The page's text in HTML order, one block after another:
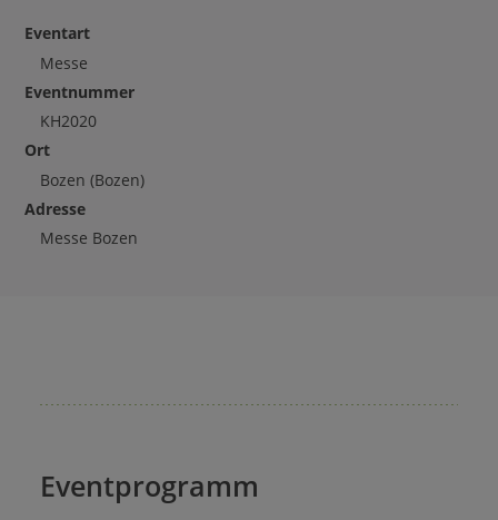
Eventart
Messe
Eventnummer
KH2020
Ort
Bozen (Bozen)
Adresse
Messe Bozen
Eventprogramm